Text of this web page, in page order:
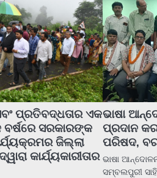
ପ୍ରତିବଦ୍ଧତାର ଏକ
ବର୍ଷରେ ସରକାରଙ୍କ
ଜିଲ୍ଲା
କାର୍ଯ୍ୟକାରୀତାର
ଭାଷା
ପ୍ରଦାନ
ପରିଷଦ,
ଭାଷା
ସମ୍ବଲପୁରୀ